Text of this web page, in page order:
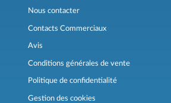
Nous contacter
Contacts Commerciaux
Avis
Conditions générales de vente
Politique de confidentialité
Gestion des cookies